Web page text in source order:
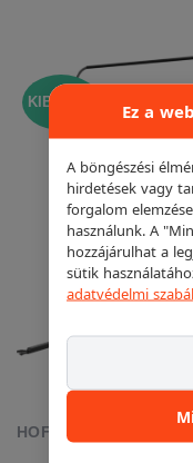
KIEMELT!
HOFMANN
Ez a
A böngészési
hirdetések vagy
forgalom
használunk. A
hozzájárulhat a
sütik
adatvédelmi